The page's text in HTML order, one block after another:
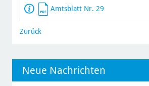
Amtsblatt Nr. 29
Zurück
Neue Nachrichten